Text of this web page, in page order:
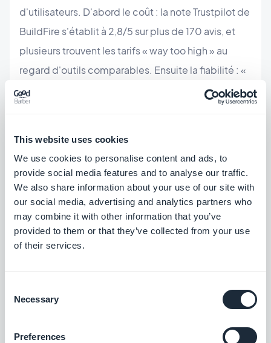
This website uses cookies
We use cookies to personalise content and ads, to
provide social media features and to analyse our traffic.
We also share information about your use of our site with
our social media, advertising and analytics partners who
may combine it with other information that you’ve
provided to them or that they’ve collected from your use
of their services.
Selection
Necessary
Preferences
d'utilisateurs. D'abord le coût : la note Trustpilot de
BuildFire s'établit à 2,8/5 sur plus de 170 avis, et
plusieurs trouvent les tarifs « way too high » au
regard d'outils comparables. Ensuite la fiabilité : «
All the information in my app disappeared and
literally nobody has been able to give a competent
partagés — salué par les uns, critiqué par les autres
(« takes days on average to respond »).
Ce que GoodBarber change
méthode, la question n'est pas de savoir